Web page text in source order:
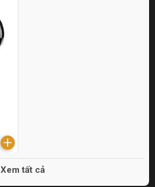
Xem tất cả